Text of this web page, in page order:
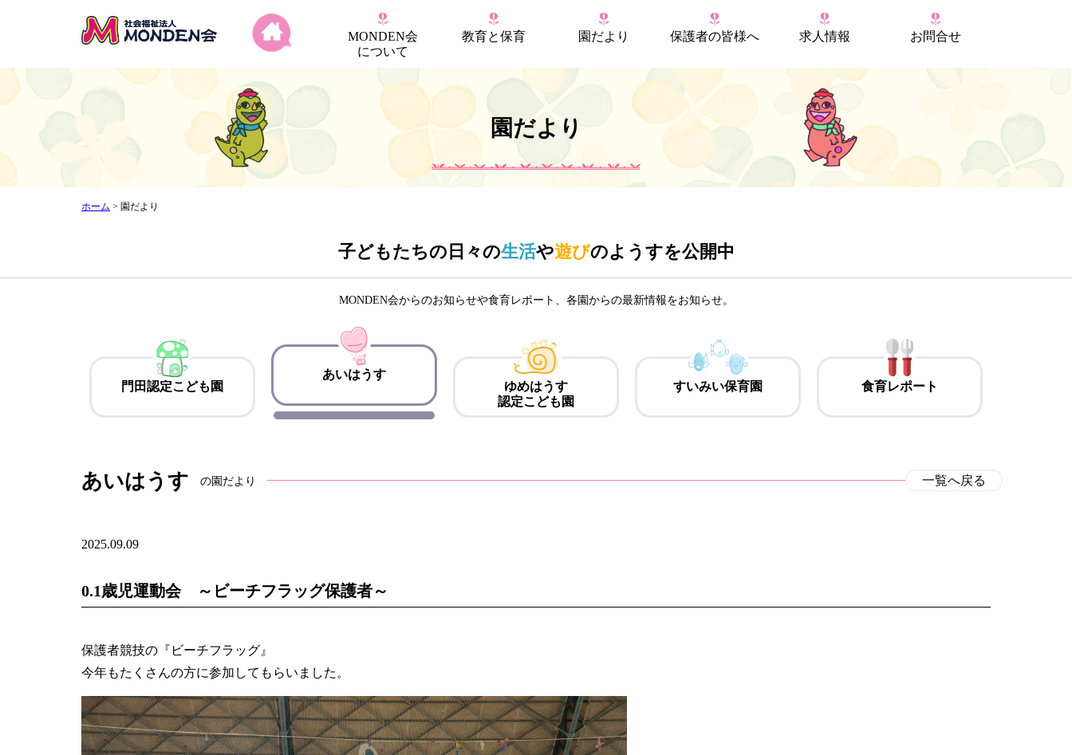
MONDEN会
について
教育と保育 園だより 保護者の皆様へ 求人情報 お問合せ
園だより
ホーム > 園だより
子どもたちの日々の生活や遊びのようすを公開中
MONDEN会からのお知らせや食育レポート、各園からの最新情報をお知らせ。
門田認定こども園
あいはうす
ゆめはうす
認定こども園
すいみい保育園 食育レポート
あいはうす の園だより 一覧へ戻る
2025.09.09
0.1歳児運動会 ～ビーチフラッグ保護者～
保護者競技の『ビーチフラッグ』
今年もたくさんの方に参加してもらいました。